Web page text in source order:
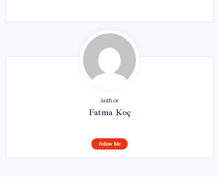
Author
Fatma Koç
Follow Me